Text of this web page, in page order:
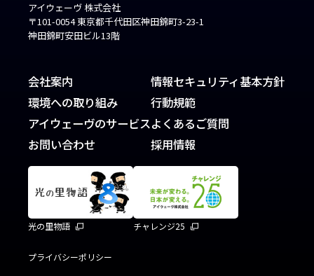
アイウェーヴ 株式会社
〒101-0054 東京都千代田区神田錦町3-23-1
神田錦町安田ビル13階
会社案内
環境への取り組み
アイウェーヴのサービス
お問い合わせ
情報セキュリティ基本方針
行動規範
よくあるご質問
採用情報
光の里物語 チャレンジ25
プライバシーポリシー